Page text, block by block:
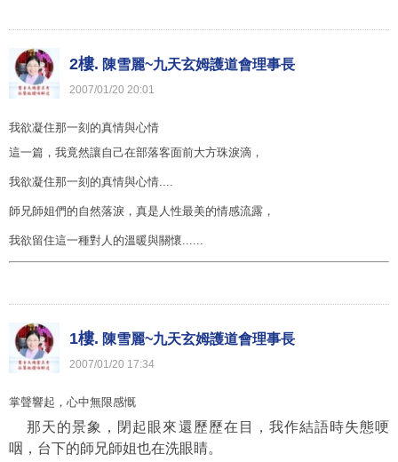
2樓. 陳雪麗~九天玄姆護道會理事長
2007/01/20 20:01
我欲凝住那一刻的真情與心情
這一篇，我竟然讓自己在部落客面前大方珠淚滴，
我欲凝住那一刻的真情與心情....
師兄師姐們的自然落淚，真是人性最美的情感流露，
我欲留住這一種對人的溫暖與關懷......
1樓. 陳雪麗~九天玄姆護道會理事長
2007/01/20 17:34
掌聲響起，心中無限感慨
那天的景象，閉起眼來還歷歷在目，我作結語時失態哽
咽，台下的師兄師姐也在洗眼睛。